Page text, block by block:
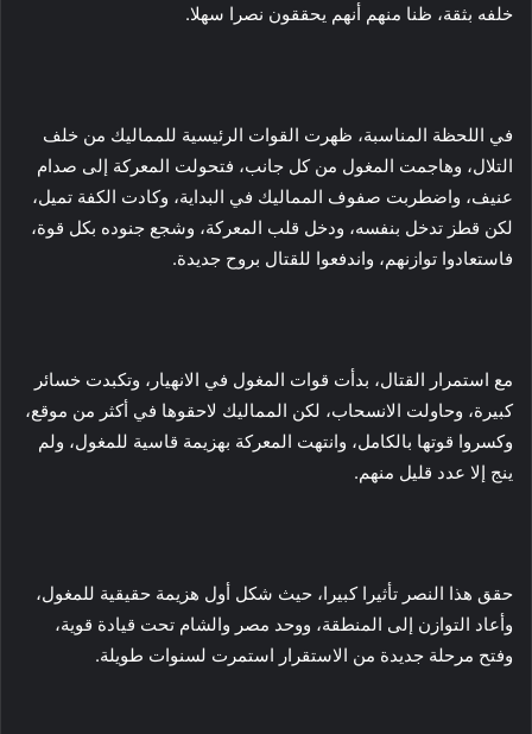
خلفه بثقة، ظنا منهم أنهم يحققون نصرا سهلا.
في اللحظة المناسبة، ظهرت القوات الرئيسية للمماليك من خلف
التلال، وهاجمت المغول من كل جانب، فتحولت المعركة إلى صدام
عنيف، واضطربت صفوف المماليك في البداية، وكادت الكفة تميل،
لكن قطز تدخل بنفسه، ودخل قلب المعركة، وشجع جنوده بكل قوة،
فاستعادوا توازنهم، واندفعوا للقتال بروح جديدة.
مع استمرار القتال، بدأت قوات المغول في الانهيار، وتكبدت خسائر
كبيرة، وحاولت الانسحاب، لكن المماليك لاحقوها في أكثر من موقع،
وكسروا قوتها بالكامل، وانتهت المعركة بهزيمة قاسية للمغول، ولم
ينج إلا عدد قليل منهم.
حقق هذا النصر تأثيرا كبيرا، حيث شكل أول هزيمة حقيقية للمغول،
وأعاد التوازن إلى المنطقة، ووحد مصر والشام تحت قيادة قوية،
وفتح مرحلة جديدة من الاستقرار استمرت لسنوات طويلة.